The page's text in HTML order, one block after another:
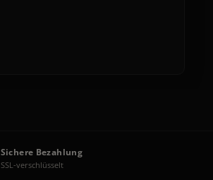
Sichere Bezahlung
SSL-verschlüsselt